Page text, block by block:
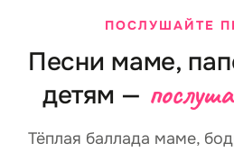
свадьбы, профессиональный
просто чтобы сказать
Песня подстраивается под
дату.
ПОСЛУШАЙТЕ
Песни маме,
детям —
Тёплая баллада маме,